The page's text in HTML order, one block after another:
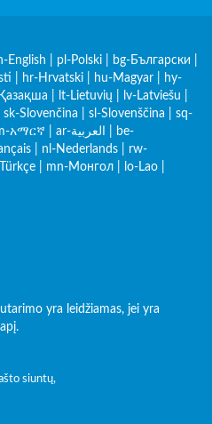
English pl-Polski bg-Български
hr-Hrvatski hu-Magyar
hy-
lt-Lietuvių lv-Latviešu
sk-Slovenčina sl-Slovenščina
sq-
አማርኛ ar-العربية
be-
nl-Nederlands
rw-
mn-Монгол lo-Lao
yra leidžiamas, jei yra
siuntų,